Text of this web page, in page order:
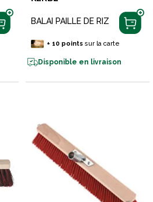
BALAI PAILLE DE RIZ
+ 10pointssur la carte
Disponible en livraison